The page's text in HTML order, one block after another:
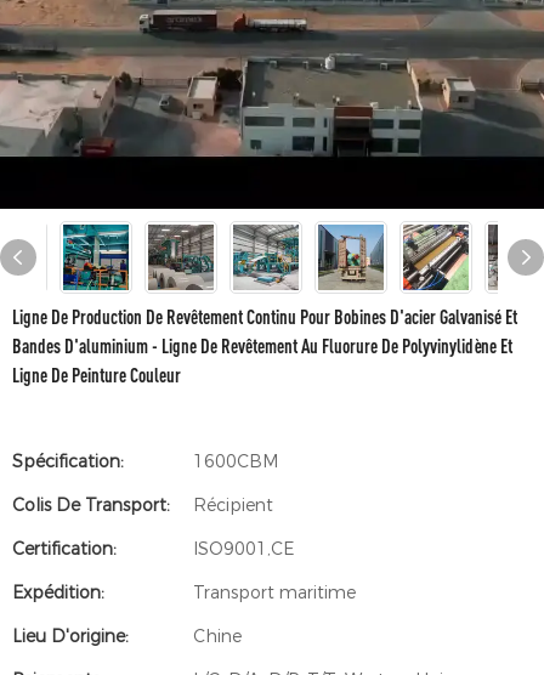
Ligne De Production De Revêtement Continu Pour Bobines D'acier Galvanisé Et
Bandes D'aluminium - Ligne De Revêtement Au Fluorure De Polyvinylidène Et
Ligne De Peinture Couleur
Spécification:
1600CBM
Colis De Transport:
Récipient
Certification:
ISO9001,CE
Expédition:
Transport maritime
Lieu D'origine:
Chine